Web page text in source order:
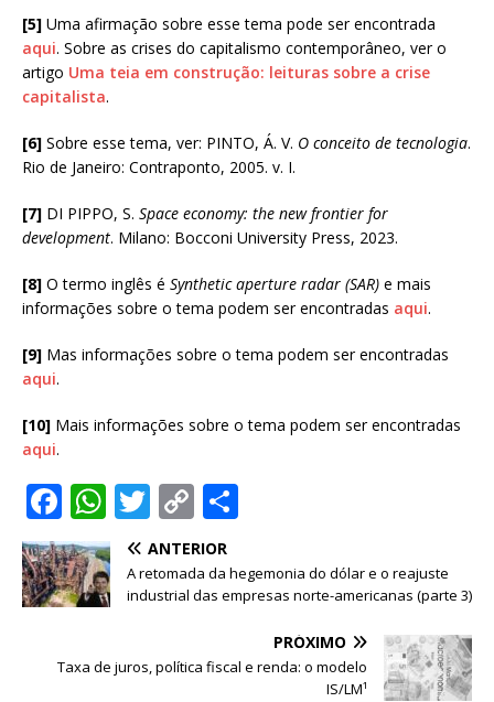
[5] Uma afirmação sobre esse tema pode ser encontrada
aqui. Sobre as crises do capitalismo contemporâneo, ver o
artigo Uma teia em construção: leituras sobre a crise
capitalista.
[6] Sobre esse tema, ver: PINTO, Á. V. O conceito de tecnologia.
Rio de Janeiro: Contraponto, 2005. v. I.
[7] DI PIPPO, S. Space economy: the new frontier for
development. Milano: Bocconi University Press, 2023.
[8] O termo inglês é Synthetic aperture radar (SAR) e mais
informações sobre o tema podem ser encontradas aqui.
[9] Mas informações sobre o tema podem ser encontradas
aqui.
[10] Mais informações sobre o tema podem ser encontradas
aqui.
F
a
c
e
o
W
h
at
s
p
T
w
it
te
C
o
p
y
n
ar
e
ANTERIOR
A retomada da hegemonia do dólar e o reajuste
industrial das empresas norte-americanas (parte 3)
PRÓXIMO
Taxa de juros, política fiscal e renda: o modelo
IS/LM¹